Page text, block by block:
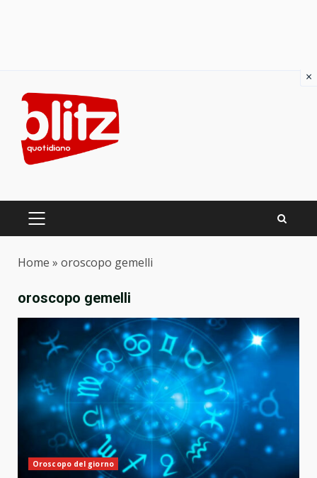
content
PRIMARY
Home » oroscopo gemelli
oroscopo gemelli
Oroscopo del giorno
×